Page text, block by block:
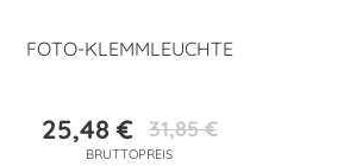
FOTO-KLEMMLEUCHTE
Preis
25,48 €Verkaufspreis
31,85 €
BRUTTOPREIS